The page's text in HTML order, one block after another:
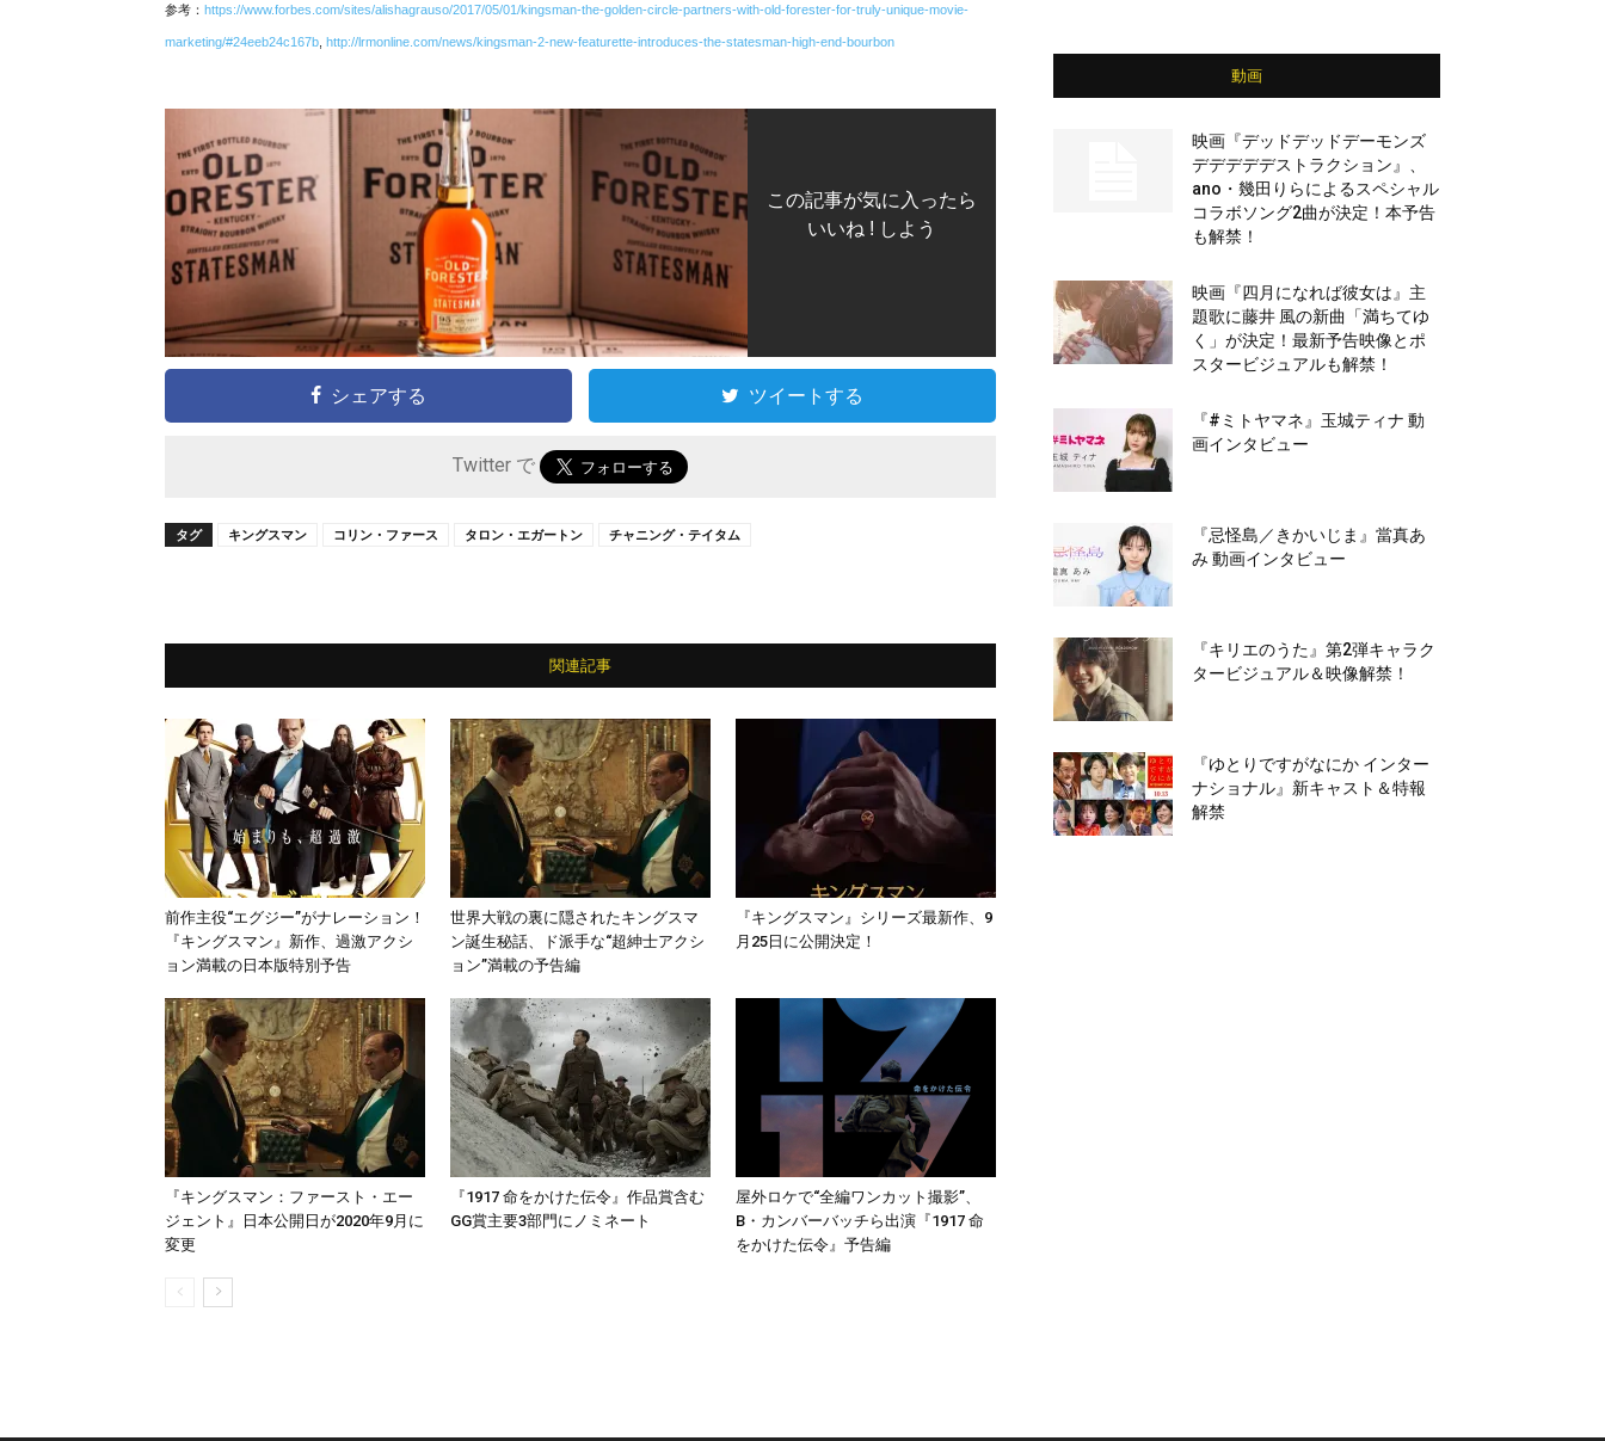
参考： https://www.forbes.com/sites/alishagrauso/2017/05/01/kingsman-the-golden-circle-partners-with-old-forester-for-truly-unique-movie-
marketing/#24eeb24c167b http://lrmonline.com/news/kingsman-2-new-featurette-introduces-the-statesman-high-end-bourbon
この記事が気に入ったら
いいね ! しよう
シェアする ツイートする
Twitter で
タグ キングスマン コリン・ファース タロン・エガートン チャニング・テイタム
関連記事
前作主役“エグジー”がナレーション！
『キングスマン』新作、過激アクシ
ョン満載の日本版特別予告
世界大戦の裏に隠されたキングスマ
ン誕生秘話、ド派手な“超紳士アクシ
ョン”満載の予告編
『キングスマン』シリーズ最新作、9
月25日に公開決定！
『キングスマン：ファースト・エー
ジェント』日本公開日が2020年9月に
変更
『1917 命をかけた伝令』作品賞含む
GG賞主要3部門にノミネート
屋外ロケで“全編ワンカット撮影”、
B・カンバーバッチら出演『1917 命
をかけた伝令』予告編
動画
映画『デッドデッドデーモンズ
デデデデデストラクション』、
ano・幾田りらによるスペシャル
コラボソング2曲が決定！本予告
も解禁！
映画『四月になれば彼女は』主
題歌に藤井 風の新曲「満ちてゆ
く」が決定！最新予告映像とポ
スタービジュアルも解禁！
『#ミトヤマネ』玉城ティナ 動
画インタビュー
『忌怪島／きかいじま』當真あ
み 動画インタビュー
『キリエのうた』第2弾キャラク
タービジュアル＆映像解禁！
『ゆとりですがなにか インター
ナショナル』新キャスト＆特報
解禁